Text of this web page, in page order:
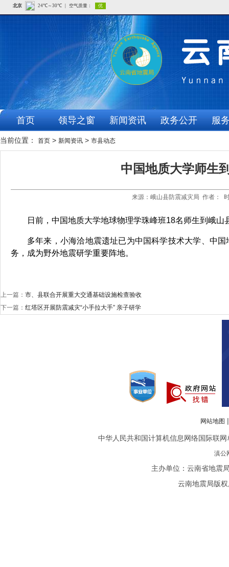
首页 领导之窗 新闻资讯 政务公开 服
当前位置： 首页 > 新闻资讯 > 市县动态
中国地质大学师生
来源：峨山县防震减灾局 作者：
日前，中国地质大学地球物理学珠峰班18名师生到峨
多年来，小海洽地震遗址已为中国科学技术大学、中
务，成为野外地震研学重要阵地。
上一篇： 市、县联合开展重大交通基础设施检查验收
下一篇： 红塔区开展防震减灾“小手拉大手” 亲子研学
网站地图
中华人民共和国计算机信息网络国际联
滇公
主办单位：云南省地震
云南地震局版